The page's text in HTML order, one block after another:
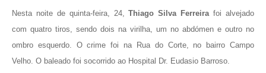
Nesta noite de quinta-feira, 24,Thiago Silva Ferreirafoi alvejado
com quatro tiros, sendo dois na virilha, um no abdómen e outro no
ombro esquerdo. O crime foi na Rua do Corte, no bairro Campo
Velho. O baleado foi socorrido ao Hospital Dr. Eudasio Barroso.